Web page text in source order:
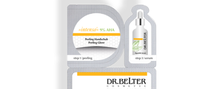
Nach Kauf des nachhaltigen Refill-Ampullencases mit
7 Ampullen wird es beim nächsten Besuch im Institut
für Sie nach aktuellem Hautbedürfnis wieder
aufgefüllt. Hierzu gehören:1 x No. 2 Hy-O-Silk,1 x
No. 4 Algen-Extract,1 x No. 5 Sleeping Beauty,1 x No.
10 MaxiGlow,1 x No. 12 BioDynamic,1 x No. 13
Lifting-Essence,1 x Nr. 14 Physio-Energy,1 x
Ampullenöffner